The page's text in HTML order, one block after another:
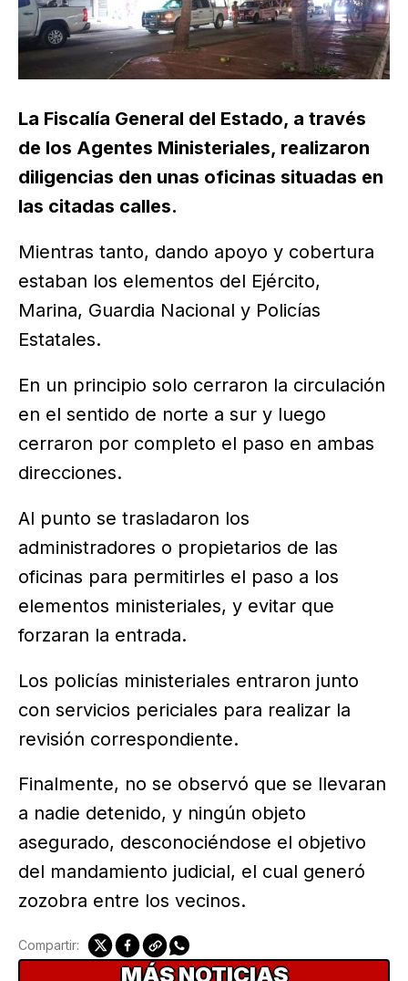
La Fiscalía General del Estado, a través
de los Agentes Ministeriales, realizaron
diligencias den unas oficinas situadas en
las citadas calles.
Mientras tanto, dando apoyo y cobertura
estaban los elementos del Ejército,
Marina, Guardia Nacional y Policías
Estatales.
En un principio solo cerraron la circulación
en el sentido de norte a sur y luego
cerraron por completo el paso en ambas
direcciones.
Al punto se trasladaron los
administradores o propietarios de las
oficinas para permitirles el paso a los
elementos ministeriales, y evitar que
forzaran la entrada.
Los policías ministeriales entraron junto
con servicios periciales para realizar la
revisión correspondiente.
Finalmente, no se observó que se llevaran
a nadie detenido, y ningún objeto
asegurado, desconociéndose el objetivo
del mandamiento judicial, el cual generó
zozobra entre los vecinos.
Compartir:
MÁS NOTICIAS